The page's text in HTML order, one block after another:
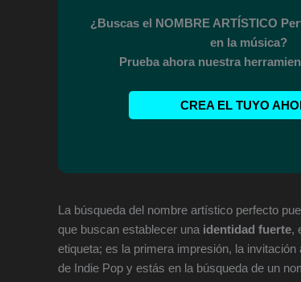
¿Buscas el NOMBRE ARTÍSTICO
en la música?
Prueba ahora nuestra
CREA EL TUYO
La búsqueda del nombre artístico perfecto
que buscan establecer una identidad fuerte,
etiqueta; es la primera impresión, la
de Indie Pop y estás en la búsqueda de un